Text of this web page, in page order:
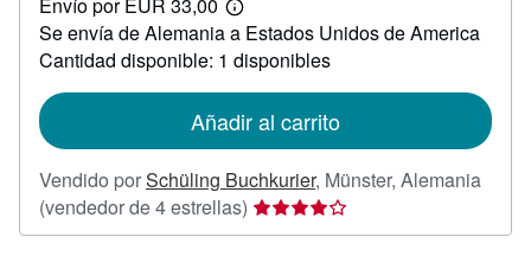
40,00
Más
información
sobre
las
envío
Se envía de Alemania a Estados Unidos de America
Cantidad disponible: 1 disponibles
Añadir al carrito
Vendido porSchüling Buchkurier, Münster, Alemania
(vendedor de 4 estrellas) Calificación
del